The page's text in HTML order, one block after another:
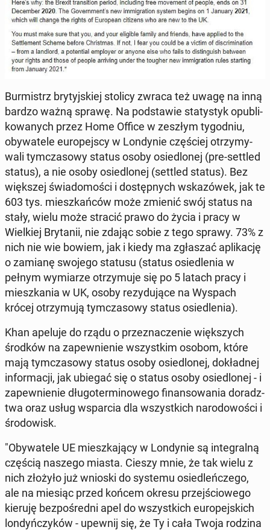
Bur­mistrz bry­tyj­skiej stolicy zwraca też uwagę na inną
bardzo ważną sprawę. Na pod­sta­wie sta­ty­styk opu­bli­
ko­wa­nych przez Home Office w zeszłym ty­go­dniu,
oby­wa­te­le eu­ro­pej­scy w Lon­dy­nie czę­ściej otrzy­my­
wa­li tym­cza­so­wy status osoby osie­dlo­nej (pre-settled
status), a nie osoby osie­dlo­nej (settled status). Bez
więk­szej świa­do­mo­ści i do­stęp­nych wska­zó­wek, jak te
603 tys. miesz­kań­ców może zmienić swój status na
stały, wielu może stracić prawo do życia i pracy w
Wiel­kiej Bry­ta­nii, nie zdając sobie z tego sprawy. 73% z
nich nie wie bowiem, jak i kiedy ma zgła­szać apli­ka­cję
o zamianę swojego statusu (status osie­dle­nia w
pełnym wy­mia­rze otrzy­mu­je się po 5 latach pracy i
miesz­ka­nia w UK, osoby re­zy­du­ją­ce na Wyspach
krócej otrzy­mu­ją tym­cza­so­wy status osie­dle­nia).
Khan apeluje do rządu o prze­zna­cze­nie więk­szych
środków na za­pew­nie­nie wszyst­kim osobom, które
mają tym­cza­so­wy status osoby osie­dlo­nej, do­kład­nej
in­for­ma­cji, jak ubiegać się o status osoby osie­dlo­nej - i
za­pew­nie­nie dłu­go­ter­mi­no­we­go fi­nan­so­wa­nia do­radz­
twa oraz usług wspar­cia dla wszyst­kich na­ro­do­wo­ści i
śro­do­wisk.
"Oby­wa­te­le UE miesz­ka­ją­cy w Lon­dy­nie są in­te­gral­ną
częścią naszego miasta. Cieszy mnie, że tak wielu z
nich złożyło już wnioski do systemu osie­dleń­cze­go,
ale na miesiąc przed końcem okresu przej­ścio­we­go
kieruję bez­po­śred­ni apel do wszyst­kich eu­ro­pej­skich
lon­dyń­czy­ków - upewnij się, że Ty i cała Twoja rodzina